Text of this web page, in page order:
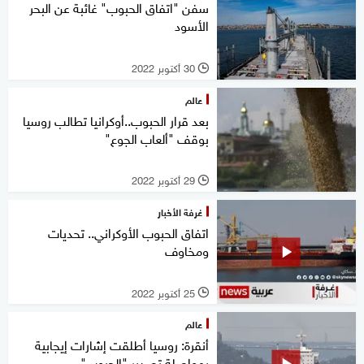
سفن "اتفاق الحبوب" غائبة عن البحر
الأسود
l 30 أكتوبر 2022
عالم
بعد قرار الحبوب..أوكرانيا تطالب روسيا
بوقف "ألعاب الجوع"
l 29 أكتوبر 2022
غرفة الأخبار
اتفاق الحبوب الأوكراني.. تحديات
ومخاوف
l 25 أكتوبر 2022
عالم
أنقرة: روسيا أطلقت إشارات إيجابية